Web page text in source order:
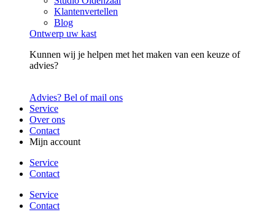
Klantenvertellen
Blog
Ontwerp uw kast
Kunnen wij je helpen met het maken van een keuze of
advies?
Advies? Bel of mail ons
Service
Over ons
Contact
Mijn account
Service
Contact
Service
Contact